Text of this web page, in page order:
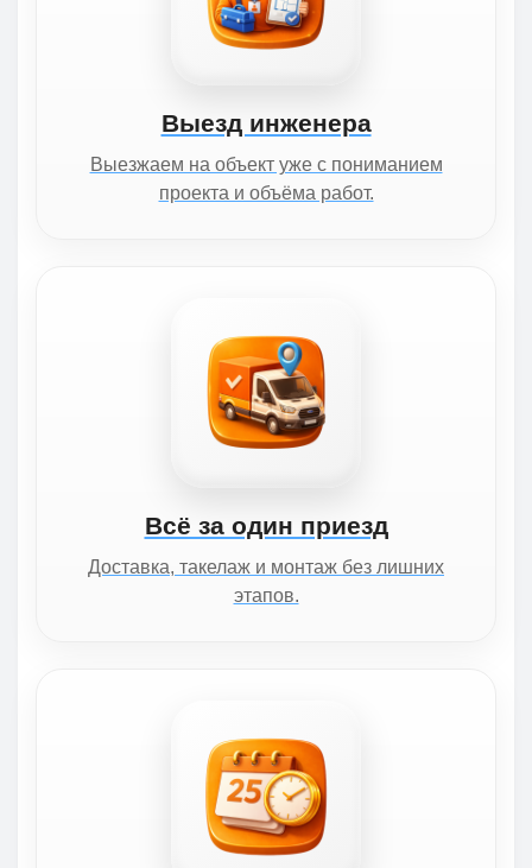
Выезд инженера
Выезжаем на объект уже с пониманием
проекта и объёма работ.
Всё за один приезд
Доставка, такелаж и монтаж без лишних
этапов.